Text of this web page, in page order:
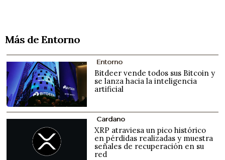
Más de Entorno
Entorno
Bitdeer vende todos sus Bitcoin y
se lanza hacia la inteligencia
artificial
Cardano
XRP atraviesa un pico histórico
en pérdidas realizadas y muestra
señales de recuperación en su
red